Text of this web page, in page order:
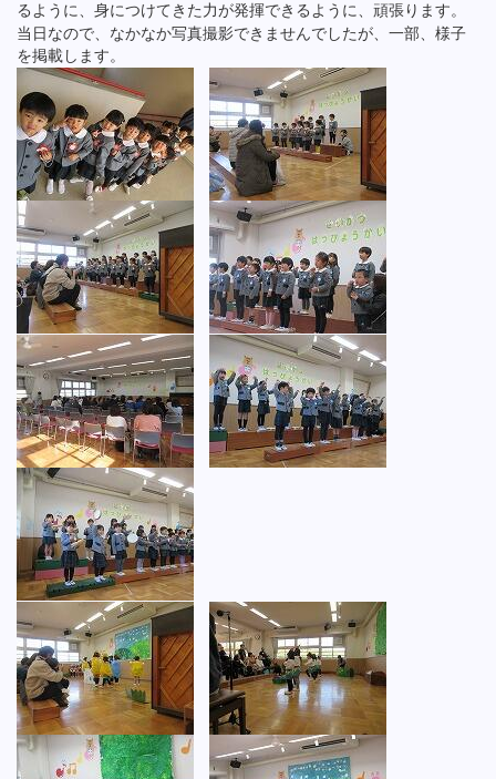
るように、身につけてきた力が発揮できるように、頑張ります。
当日なので、なかなか写真撮影できませんでしたが、一部、様子
を掲載します。